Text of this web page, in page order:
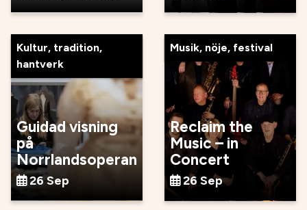
Kultur, tradition,
hantverk
Guidad visning
på
Norrlandsoperan
26 Sep
Musik, nöje, festival
Reclaim the
Music – in
Concert
26 Sep